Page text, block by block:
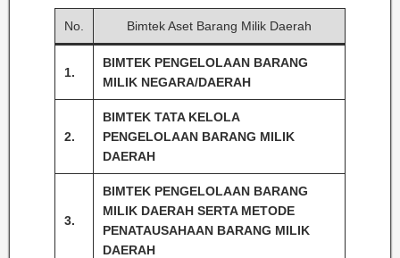
No. Bimtek Aset Barang Milik Daerah
1.
BIMTEK PENGELOLAAN BARANG
MILIK NEGARA/DAERAH
2.
BIMTEK TATA KELOLA
PENGELOLAAN BARANG MILIK
DAERAH
3.
BIMTEK PENGELOLAAN BARANG
MILIK DAERAH SERTA METODE
PENATAUSAHAAN BARANG MILIK
DAERAH